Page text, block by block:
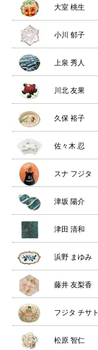
大室 桃生
小川 郁子
上泉 秀人
川北 友果
久保 裕子
佐々木 忍
スナ フジタ
津坂 陽介
津田 清和
浜野 まゆみ
藤井 友梨香
フジタ チサト
松原 智仁